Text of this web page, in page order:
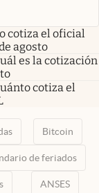
cotiza el oficial
agosto
es la cotización
cotiza el
Bitcoin
de feriados
ANSES